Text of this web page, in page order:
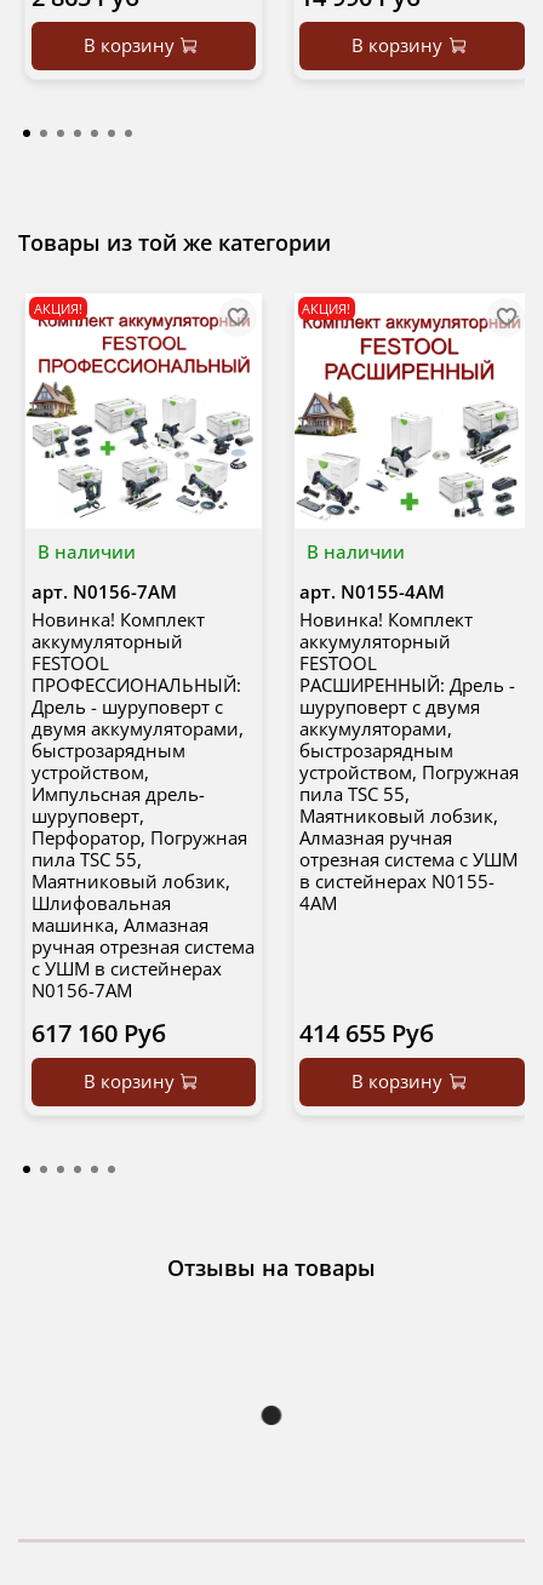
В корзину В корзину
Товары из той же категории
В наличии
АКЦИЯ!
арт. N0156-7AM
Новинка! Комплект
аккумуляторный
FESTOOL
ПРОФЕССИОНАЛЬНЫЙ:
Дрель - шуруповерт с
двумя аккумуляторами,
быстрозарядным
устройством,
Импульсная дрель-
шуруповерт,
Перфоратор, Погружная
пила TSC 55,
Маятниковый лобзик,
Шлифовальная
машинка, Алмазная
ручная отрезная система
с УШМ в систейнерах
N0156-7AM
617 160 Руб
В корзину
В наличии
АКЦИЯ!
арт. N0155-4AM
Новинка! Комплект
аккумуляторный
FESTOOL
РАСШИРЕННЫЙ: Дрель -
шуруповерт с двумя
аккумуляторами,
быстрозарядным
устройством, Погружная
пила TSC 55,
Маятниковый лобзик,
Алмазная ручная
отрезная система с УШМ
в систейнерах N0155-
4AM
414 655 Руб
В корзину
Отзывы на товары